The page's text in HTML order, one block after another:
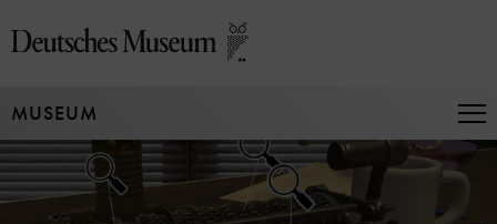
zum
MUSEUM